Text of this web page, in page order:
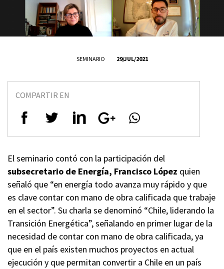
SEMINARIO 29/JUL/2021
COMPARTIR EN
El seminario contó con la participación del
subsecretario de Energía, Francisco López quien
señaló que “en energía todo avanza muy rápido y que
es clave contar con mano de obra calificada que trabaje
en el sector”. Su charla se denominó “Chile, liderando la
Transición Energética”, señalando en primer lugar de la
necesidad de contar con mano de obra calificada, ya
que en el país existen muchos proyectos en actual
ejecución y que permitan convertir a Chile en un país